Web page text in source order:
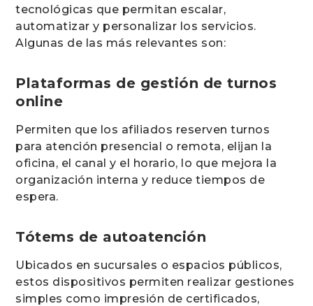
tecnológicas que permitan escalar,
automatizar y personalizar los servicios.
Algunas de las más relevantes son:
Plataformas de gestión de turnos
online
Permiten que los afiliados reserven turnos
para atención presencial o remota, elijan la
oficina, el canal y el horario, lo que mejora la
organización interna y reduce tiempos de
espera.
Tótems de autoatención
Ubicados en sucursales o espacios públicos,
estos dispositivos permiten realizar gestiones
simples como impresión de certificados,